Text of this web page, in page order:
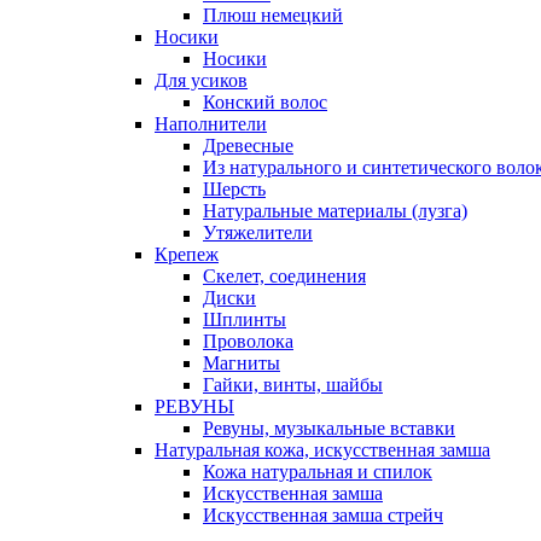
Плюш немецкий
Носики
Носики
Для усиков
Конский волос
Наполнители
Древесные
Из натурального и синтетического
Шерсть
Натуральные материалы (лузга)
Утяжелители
Крепеж
Скелет, соединения
Диски
Шплинты
Проволока
Магниты
Гайки, винты, шайбы
РЕВУНЫ
Ревуны, музыкальные вставки
Натуральная кожа, искусственная замша
Кожа натуральная и спилок
Искусственная замша
Искусственная замша стрейч